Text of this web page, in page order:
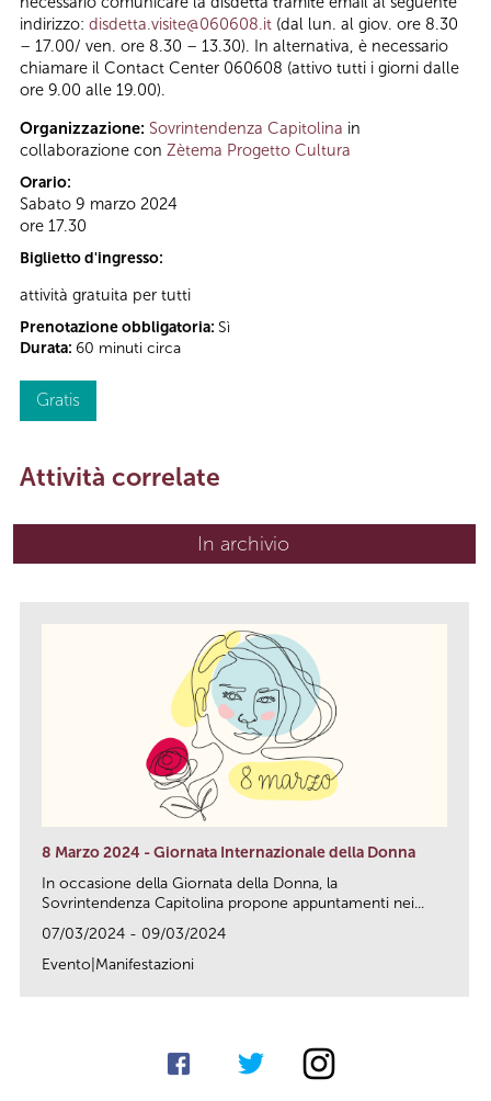
indirizzo: disdetta.visite@060608.it (dal lun. al giov. ore 8.30
– 17.00/ ven. ore 8.30 – 13.30). In alternativa, è necessario
chiamare il Contact Center 060608 (attivo tutti i giorni dalle
ore 9.00 alle 19.00).
Organizzazione: Sovrintendenza Capitolina in
collaborazione con Zètema Progetto Cultura
Orario:
Sabato 9 marzo 2024
ore 17.30
Biglietto d'ingresso:
attività gratuita per tutti
Prenotazione obbligatoria: Sì
Durata: 60 minuti circa
Gratis
Attività correlate
In archivio
8 Marzo 2024 - Giornata Internazionale della Donna
In occasione della Giornata della Donna, la
Sovrintendenza Capitolina propone appuntamenti nei...
07/03/2024 - 09/03/2024
Evento|Manifestazioni